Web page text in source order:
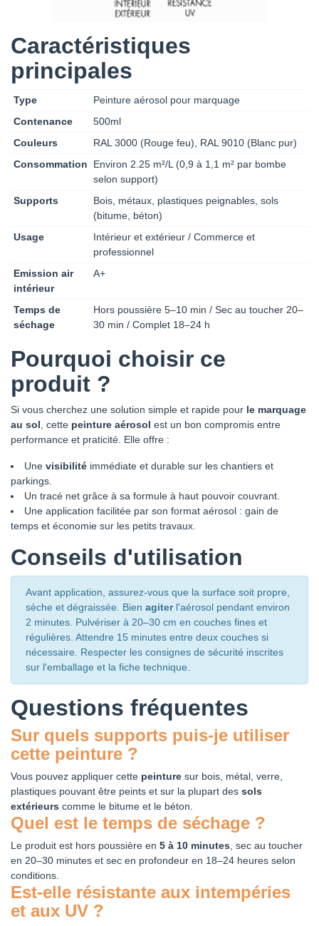
Caractéristiques
principales
Type
Peinture aérosol pour marquage
Contenance
500ml
Couleurs
RAL 3000 (Rouge feu), RAL 9010 (Blanc pur)
Consommation
Environ 2.25 m²/L (0,9 à 1,1 m² par bombe
selon support)
Supports
Bois, métaux, plastiques peignables, sols
(bitume, béton)
Usage
Intérieur et extérieur / Commerce et
professionnel
Emission air
intérieur
A+
Temps de
séchage
Hors poussière 5–10 min / Sec au toucher 20–
30 min / Complet 18–24 h
Pourquoi choisir ce
produit ?
Si vous cherchez une solution simple et rapide pour le marquage
au sol , cette peinture aérosol est un bon compromis entre
performance et praticité. Elle offre :
Une visibilité immédiate et durable sur les chantiers et
parkings.
Un tracé net grâce à sa formule à haut pouvoir couvrant.
Une application facilitée par son format aérosol : gain de
temps et économie sur les petits travaux.
Conseils d'utilisation
Avant application, assurez-vous que la surface soit propre,
sèche et dégraissée. Bien agiterl'aérosol pendant environ
2 minutes. Pulvériser à 20–30 cm en couches fines et
régulières. Attendre 15 minutes entre deux couches si
nécessaire. Respecter les consignes de sécurité inscrites
sur l'emballage et la fiche technique.
Questions fréquentes
Sur quels supports puis-je utiliser
cette peinture ?
Vous pouvez appliquer cette peinture sur bois, métal, verre,
plastiques pouvant être peints et sur la plupart des sols
extérieurs comme le bitume et le béton.
Quel est le temps de séchage ?
Le produit est hors poussière en 5 à 10 minutes , sec au toucher
en 20–30 minutes et sec en profondeur en 18–24 heures selon
conditions.
Est-elle résistante aux intempéries
et aux UV ?